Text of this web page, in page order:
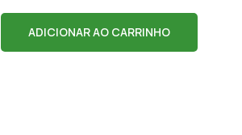
ADICIONAR AO CARRINHO